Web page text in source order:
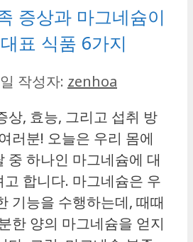
증상과 마그네슘이
표 식품 6가지
작성자: zenhoa
상, 효능, 그리고 섭취 방
러분! 오늘은 우리 몸에
중 하나인 마그네슘에 대
합니다. 마그네슘은 우
기능을 수행하는데, 때때
한 양의 마그네슘을 얻지